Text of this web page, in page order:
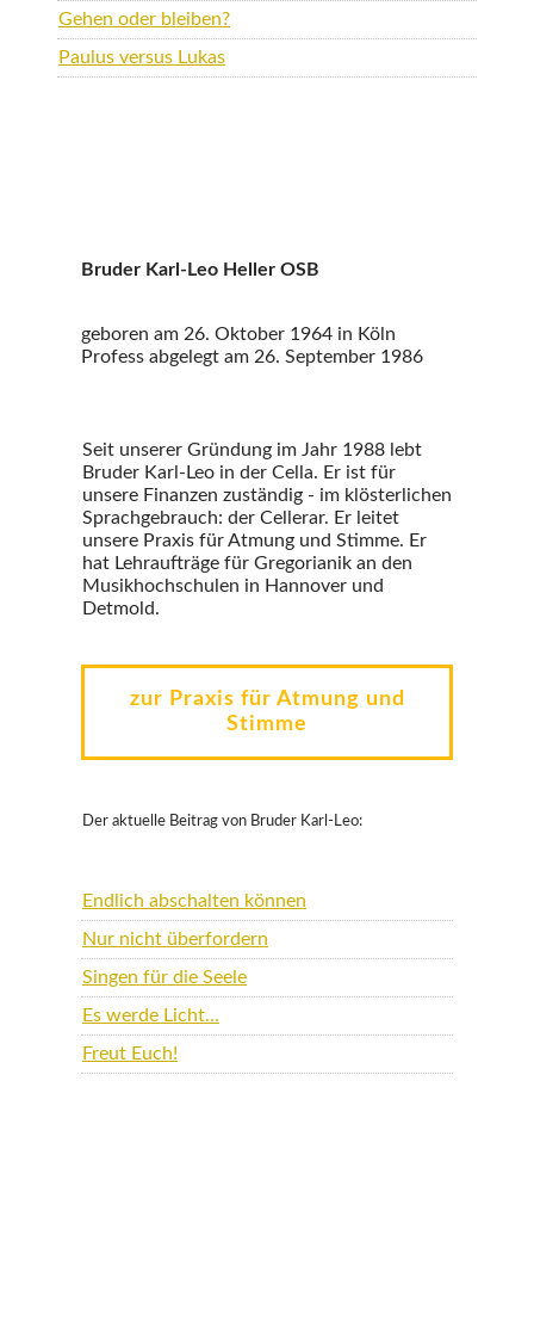
Gehen oder bleiben?
Paulus versus Lukas
Bruder Karl-Leo Heller OSB
geboren am 26. Oktober 1964 in Köln
Profess abgelegt am 26. September 1986
Seit unserer Gründung im Jahr 1988 lebt
Bruder Karl-Leo in der Cella. Er ist für
unsere Finanzen zuständig - im klösterlichen
Sprachgebrauch: der Cellerar. Er leitet
unsere Praxis für Atmung und Stimme. Er
hat Lehraufträge für Gregorianik an den
Musikhochschulen in Hannover und
Detmold.
zur Praxis für Atmung und
Stimme
Der aktuelle Beitrag von Bruder Karl-Leo:
Endlich abschalten können
Nur nicht überfordern
Singen für die Seele
Es werde Licht…
Freut Euch!